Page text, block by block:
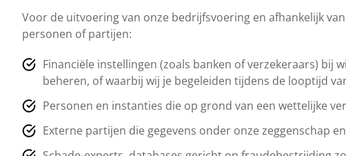
Voor de uitvoering van onze bedrijfsvoering en afhankelijk
personen of partijen:
Financiële instellingen (zoals banken of verzekeraars)
beheren, of waarbij wij je begeleiden tijdens de looptijd
Personen en instanties die op grond van een wettelijke
Externe partijen die gegevens onder onze zeggenschap